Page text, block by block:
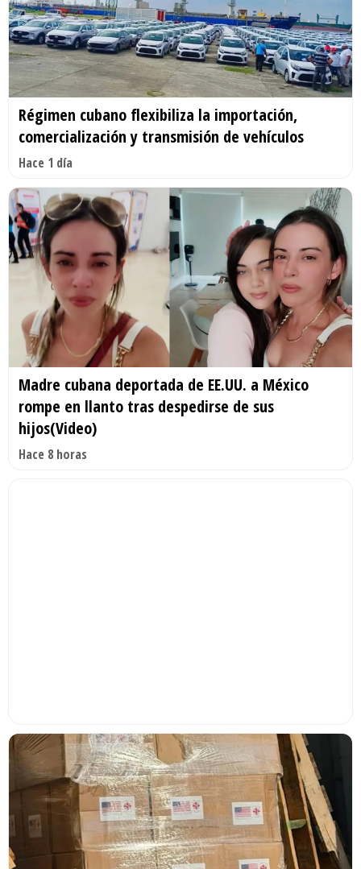
Régimen cubano flexibiliza la importación,
comercialización y transmisión de vehículos
Hace 1 día
Madre cubana deportada de EE.UU. a México
rompe en llanto tras despedirse de sus
hijos(Video)
Hace 8 horas